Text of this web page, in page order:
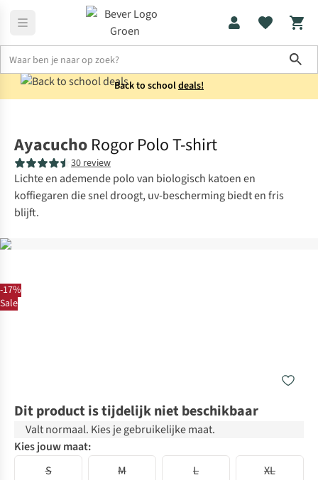
Back to schooldeals!
-17%
Sale
Ayacucho Rogor Polo T-shirt
30 review
Lichte en ademende polo van biologisch katoen en
koffiegaren die snel droogt, uv-bescherming biedt en fris
blijft.
Dit product is tijdelijk niet beschikbaar
Valt normaal. Kies je gebruikelijke maat.
Kies jouw maat:
S
M L XL